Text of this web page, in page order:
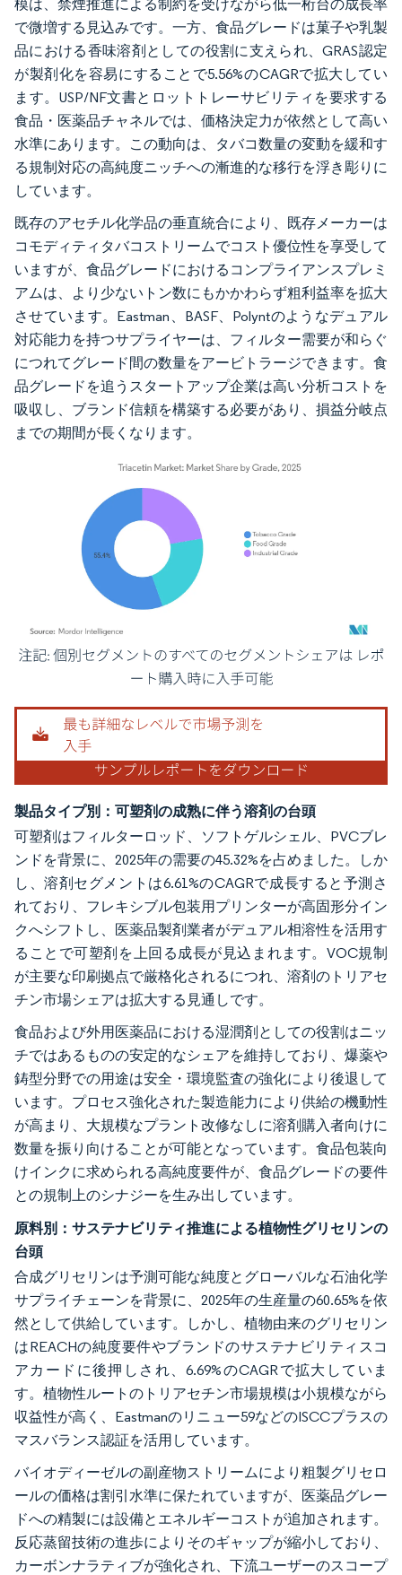
模は、禁煙推進による制約を受けながら低一桁台の成長率
で微増する見込みです。一方、食品グレードは菓子や乳製
品における香味溶剤としての役割に支えられ、GRAS認定
が製剤化を容易にすることで5.56%のCAGRで拡大してい
ます。USP/NF文書とロットトレーサビリティを要求する
食品・医薬品チャネルでは、価格決定力が依然として高い
水準にあります。この動向は、タバコ数量の変動を緩和す
る規制対応の高純度ニッチへの漸進的な移行を浮き彫りに
しています。
既存のアセチル化学品の垂直統合により、既存メーカーは
コモディティタバコストリームでコスト優位性を享受して
いますが、食品グレードにおけるコンプライアンスプレミ
アムは、より少ないトン数にもかかわらず粗利益率を拡大
させています。Eastman、BASF、Polyntのようなデュアル
対応能力を持つサプライヤーは、フィルター需要が和らぐ
につれてグレード間の数量をアービトラージできます。食
品グレードを追うスタートアップ企業は高い分析コストを
吸収し、ブランド信頼を構築する必要があり、損益分岐点
までの期間が長くなります。
画像 © Mordor Intelligence。再利用にはCC BY 4.0の表示が必要です。
製品タイプ別：可塑剤の成熟に伴う溶剤の台頭
可塑剤はフィルターロッド、ソフトゲルシェル、PVCブレ
ンドを背景に、2025年の需要の45.32%を占めました。しか
し、溶剤セグメントは6.61%のCAGRで成長すると予測さ
れており、フレキシブル包装用プリンターが高固形分イン
クへシフトし、医薬品製剤業者がデュアル相溶性を活用す
ることで可塑剤を上回る成長が見込まれます。VOC規制
が主要な印刷拠点で厳格化されるにつれ、溶剤のトリアセ
チン市場シェアは拡大する見通しです。
食品および外用医薬品における湿潤剤としての役割はニッ
チではあるものの安定的なシェアを維持しており、爆薬や
鋳型分野での用途は安全・環境監査の強化により後退して
います。プロセス強化された製造能力により供給の機動性
が高まり、大規模なプラント改修なしに溶剤購入者向けに
数量を振り向けることが可能となっています。食品包装向
けインクに求められる高純度要件が、食品グレードの要件
との規制上のシナジーを生み出しています。
原料別：サステナビリティ推進による植物性グリセリンの
台頭
合成グリセリンは予測可能な純度とグローバルな石油化学
サプライチェーンを背景に、2025年の生産量の60.65%を依
然として供給しています。しかし、植物由来のグリセリン
はREACHの純度要件やブランドのサステナビリティスコ
アカードに後押しされ、6.69%のCAGRで拡大していま
す。植物性ルートのトリアセチン市場規模は小規模ながら
収益性が高く、Eastmanのリニュー59などのISCCプラスの
マスバランス認証を活用しています。
バイオディーゼルの副産物ストリームにより粗製グリセロ
ールの価格は割引水準に保たれていますが、医薬品グレー
ドへの精製には設備とエネルギーコストが追加されます。
反応蒸留技術の進歩によりそのギャップが縮小しており、
カーボンナラティブが強化され、下流ユーザーのスコープ